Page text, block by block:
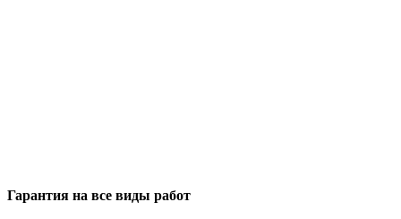
Гарантия на все виды работ